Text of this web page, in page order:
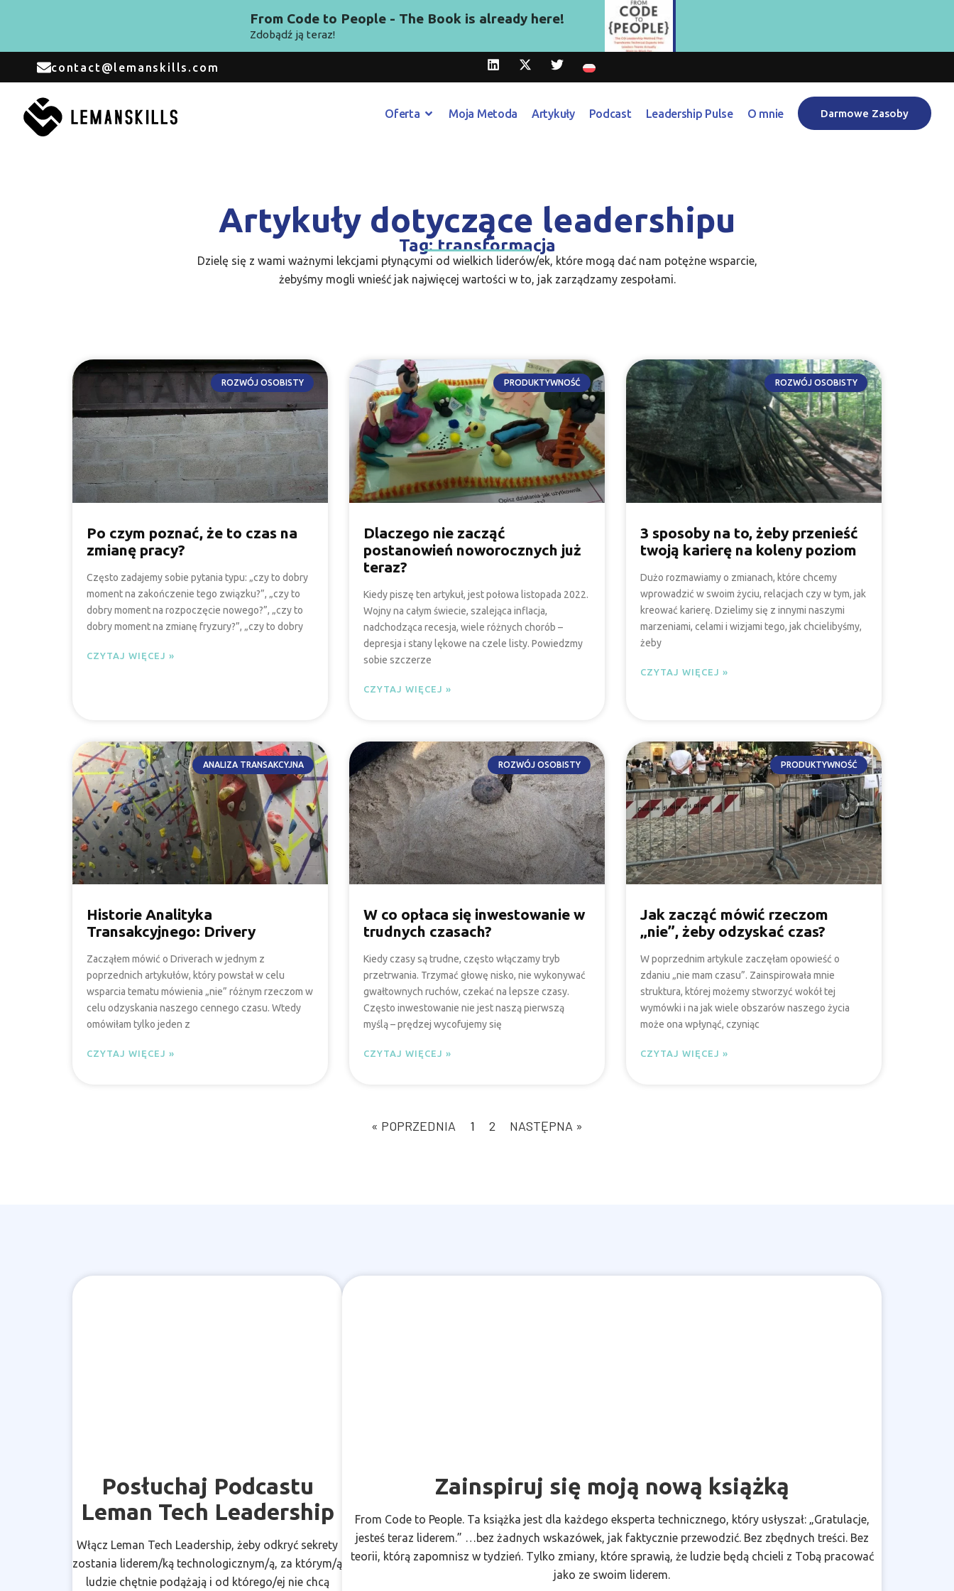
From Code to People - The Book is already here!
Zdobądź ją teraz!
contact@lemanskills.com
Oferta Moja Metoda Artykuły Podcast Leadership Pulse O mnie Darmowe Zasoby
Artykuły dotyczące leadershipu
Tag: transformacja
Dzielę się z wami ważnymi lekcjami płynącymi od wielkich liderów/ek, które mogą dać nam potężne wsparcie,
żebyśmy mogli wnieść jak najwięcej wartości w to, jak zarządzamy zespołami.
ROZWÓJ OSOBISTY
Po czym poznać, że to czas na
zmianę pracy?
Często zadajemy sobie pytania typu: „czy to dobry
moment na zakończenie tego związku?”, „czy to
dobry moment na rozpoczęcie nowego?”, „czy to
dobry moment na zmianę fryzury?”, „czy to dobry
CZYTAJ WIĘCEJ »
PRODUKTYWNOŚĆ
Dlaczego nie zacząć
postanowień noworocznych już
teraz?
Kiedy piszę ten artykuł, jest połowa listopada 2022.
Wojny na całym świecie, szalejąca inflacja,
nadchodząca recesja, wiele różnych chorób –
depresja i stany lękowe na czele listy. Powiedzmy
sobie szczerze
CZYTAJ WIĘCEJ »
ROZWÓJ OSOBISTY
3 sposoby na to, żeby przenieść
twoją karierę na koleny poziom
Dużo rozmawiamy o zmianach, które chcemy
wprowadzić w swoim życiu, relacjach czy w tym, jak
kreować karierę. Dzielimy się z innymi naszymi
marzeniami, celami i wizjami tego, jak chcielibyśmy,
żeby
CZYTAJ WIĘCEJ »
ANALIZA TRANSAKCYJNA
Historie Analityka
Transakcyjnego: Drivery
Zacząłem mówić o Driverach w jednym z
poprzednich artykułów, który powstał w celu
wsparcia tematu mówienia „nie” różnym rzeczom w
celu odzyskania naszego cennego czasu. Wtedy
omówiłam tylko jeden z
CZYTAJ WIĘCEJ »
ROZWÓJ OSOBISTY
W co opłaca się inwestowanie w
trudnych czasach?
Kiedy czasy są trudne, często włączamy tryb
przetrwania. Trzymać głowę nisko, nie wykonywać
gwałtownych ruchów, czekać na lepsze czasy.
Często inwestowanie nie jest naszą pierwszą
myślą – prędzej wycofujemy się
CZYTAJ WIĘCEJ »
PRODUKTYWNOŚĆ
Jak zacząć mówić rzeczom
„nie”, żeby odzyskać czas?
W poprzednim artykule zaczęłam opowieść o
zdaniu „nie mam czasu”. Zainspirowała mnie
struktura, której możemy stworzyć wokół tej
wymówki i na jak wiele obszarów naszego życia
może ona wpłynąć, czyniąc
CZYTAJ WIĘCEJ »
« POPRZEDNIA 1 2 NASTĘPNA »
Posłuchaj Podcastu
Leman Tech Leadership
Włącz Leman Tech Leadership, żeby odkryć sekrety
zostania liderem/ką technologicznym/ą, za którym/ą
ludzie chętnie podążają i od którego/ej nie chcą
Zainspiruj się moją nową książką
From Code to People. Ta książka jest dla każdego eksperta technicznego, który usłyszał: „Gratulacje,
jesteś teraz liderem.” …bez żadnych wskazówek, jak faktycznie przewodzić. Bez zbędnych treści. Bez
teorii, którą zapomnisz w tydzień. Tylko zmiany, które sprawią, że ludzie będą chcieli z Tobą pracować
jako ze swoim liderem.